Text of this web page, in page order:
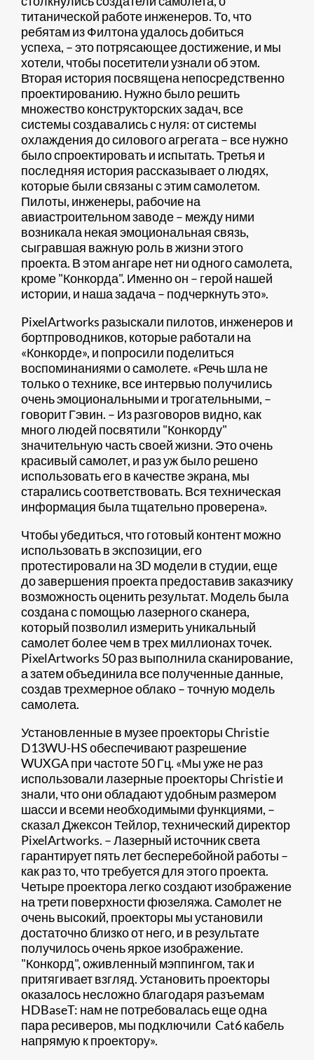
титанической работе инженеров. То, что
ребятам из Филтона удалось добиться
успеха, – это потрясающее достижение, и мы
хотели, чтобы посетители узнали об этом.
Вторая история посвящена непосредственно
проектированию. Нужно было решить
множество конструкторских задач, все
системы создавались с нуля: от системы
охлаждения до силового агрегата – все нужно
было спроектировать и испытать. Третья и
последняя история рассказывает о людях,
которые были связаны с этим самолетом.
Пилоты, инженеры, рабочие на
авиастроительном заводе – между ними
возникала некая эмоциональная связь,
сыгравшая важную роль в жизни этого
проекта. В этом ангаре нет ни одного самолета,
кроме "Конкорда". Именно он – герой нашей
истории, и наша задача – подчеркнуть это».
PixelArtworks разыскали пилотов, инженеров и
бортпроводников, которые работали на
«Конкорде», и попросили поделиться
воспоминаниями о самолете. «Речь шла не
только о технике, все интервью получились
очень эмоциональными и трогательными, –
говорит Гэвин. – Из разговоров видно, как
много людей посвятили "Конкорду"
значительную часть своей жизни. Это очень
красивый самолет, и раз уж было решено
использовать его в качестве экрана, мы
старались соответствовать. Вся техническая
информация была тщательно проверена».
Чтобы убедиться, что готовый контент можно
использовать в экспозиции, его
протестировали на 3D модели в студии, еще
до завершения проекта предоставив заказчику
возможность оценить результат. Модель была
создана с помощью лазерного сканера,
который позволил измерить уникальный
самолет более чем в трех миллионах точек.
PixelArtworks 50 раз выполнила сканирование,
а затем объединила все полученные данные,
создав трехмерное облако – точную модель
самолета.
Установленные в музее проекторы Christie
D13WU-HS обеспечивают разрешение
WUXGA при частоте 50 Гц. «Мы уже не раз
использовали лазерные проекторы Christie и
знали, что они обладают удобным размером
шасси и всеми необходимыми функциями, –
сказал Джексон Тейлор, технический директор
PixelArtworks. – Лазерный источник света
гарантирует пять лет бесперебойной работы –
как раз то, что требуется для этого проекта.
Четыре проектора легко создают изображение
на трети поверхности фюзеляжа. Самолет не
очень высокий, проекторы мы установили
достаточно близко от него, и в результате
получилось очень яркое изображение.
"Конкорд", оживленный мэппингом, так и
притягивает взгляд. Установить проекторы
оказалось несложно благодаря разъемам
HDBaseT: нам не потребовалась еще одна
пара ресиверов, мы подключили Cat6 кабель
напрямую к проектору».